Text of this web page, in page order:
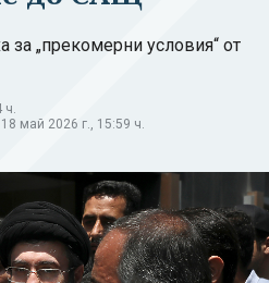
„прекомерни условия“ от
ч.
май 2026 г., 15:59 ч.